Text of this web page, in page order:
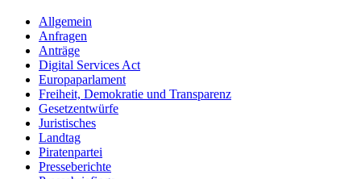
Allgemein
Anfragen
Anträge
Digital Services Act
Europaparlament
Freiheit, Demokratie und Transparenz
Gesetzentwürfe
Juristisches
Landtag
Piratenpartei
Presseberichte